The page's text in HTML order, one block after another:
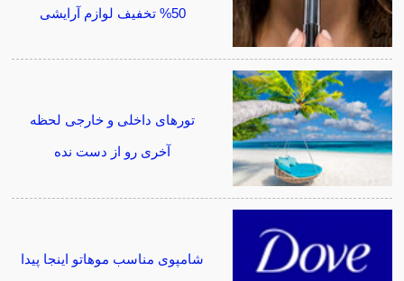
50% تخفیف لوازم آرایشی
تورهای داخلی و خارجی لحظه
آخری رو از دست نده
شامپوی مناسب موهاتو اینجا پیدا